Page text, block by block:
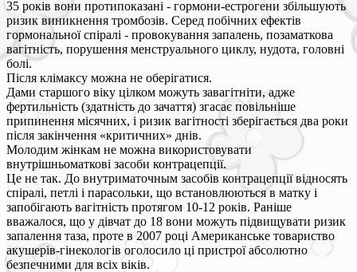
35 років вони протипоказані - гормони-естрогени збільшують
ризик виникнення тромбозів. Серед побічних ефектів
гормональної спіралі - провокування запалень, позаматкова
вагітність, порушення менструального циклу, нудота, головні
болі.
Після клімаксу можна не оберігатися.
Дами старшого віку цілком можуть завагітніти, адже
фертильність (здатність до зачаття) згасає повільніше
припинення місячних, і ризик вагітності зберігається два роки
після закінчення «критичних» днів.
Молодим жінкам не можна використовувати
внутрішньоматкові засоби контрацепції.
Це не так. До внутриматочным засобів контрацепції відносять
спіралі, петлі і парасольки, що встановлюються в матку і
запобігають вагітність протягом 10-12 років. Раніше
вважалося, що у дівчат до 18 вони можуть підвищувати ризик
запалення таза, проте в 2007 році Американське товариство
акушерів-гінекологів оголосило ці пристрої абсолютно
безпечними для всіх віків.